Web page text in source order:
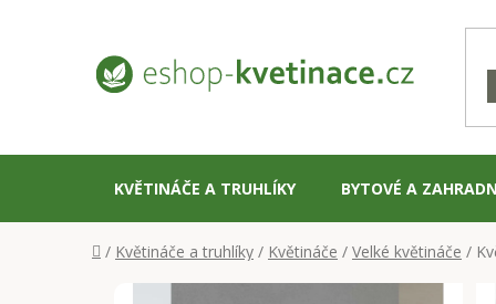
KVĚTINÁČE A TRUHLÍKY BYTOVÉ A
Domů
/ Květináče a truhlíky / Květináče / Velké květináče /